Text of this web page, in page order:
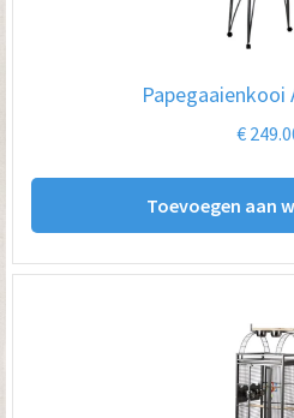
Papegaaienkooi
€
Toevoegen aan